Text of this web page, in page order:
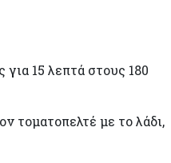
15 λεπτά στους 180
τοματοπελτέ με το λάδι,